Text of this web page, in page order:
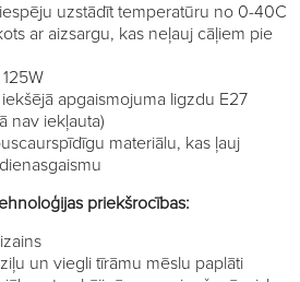
uzstādīt temperatūru no 0-40C
ar aizsargu, kas neļauj cāļiem pie
apgaismojuma ligzdu E27
nav iekļauta)
materiālu, kas ļauj
priekšrocības:
un viegli tīrāmu mēslu paplāti